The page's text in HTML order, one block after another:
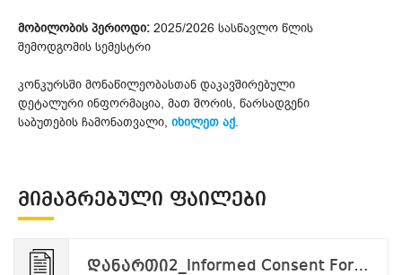
მობილობის პერიოდი: 2025/2026 სასწავლო წლის
შემოდგომის სემესტრი
კონკურსში მონაწილეობასთან დაკავშირებული
დეტალური ინფორმაცია, მათ შორის, წარსადგენი
საბუთების ჩამონათვალი, იხილეთ აქ.
ᲛᲘᲛᲐᲒᲠᲔᲑᲣᲚᲘ ᲤᲐᲘᲚᲔᲑᲘ
დანართი2_Informed Consent Form_applicant_v.09.24.pdf